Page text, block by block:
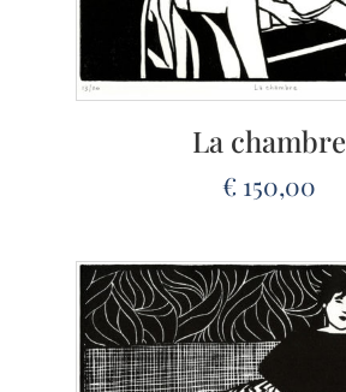
La chambre
€ 150,00